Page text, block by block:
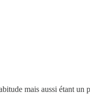
mais aussi étant